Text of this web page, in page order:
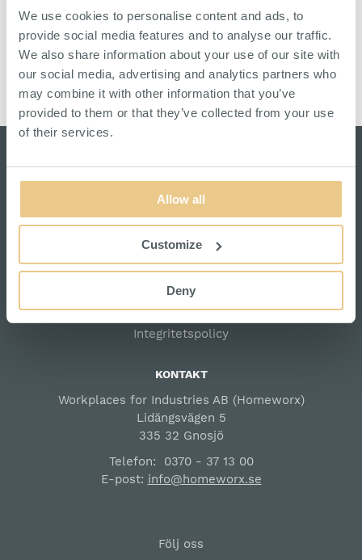
We use cookies to personalise content and ads, to
provide social media features and to analyse our traffic.
We also share information about your use of our site with
our social media, advertising and analytics partners who
may combine it with other information that you’ve
provided to them or that they’ve collected from your use
of their services.
Allow all
Customize
Deny
Svensktillverkad kärra från Hörby
Bruk, för last upp till 250 kg.
HITTA ÅTERFÖRSÄLJARE
En smidig och hopfällbar
bagagevagn i aluminium från
HITTA ÅTERFÖRSÄLJARE
SNABBLÄNKAR
Om Homeworx
Kontakta oss
Säkerhet & Cookies
Integritetspolicy
KONTAKT
Workplaces for Industries AB (Homeworx)
Lidängsvägen 5
335 32 Gnosjö
Telefon: 0370 - 37 13 00
E-post: info@homeworx.se
Följ oss